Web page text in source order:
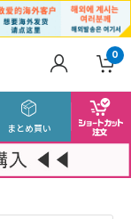
0
まとめ買い